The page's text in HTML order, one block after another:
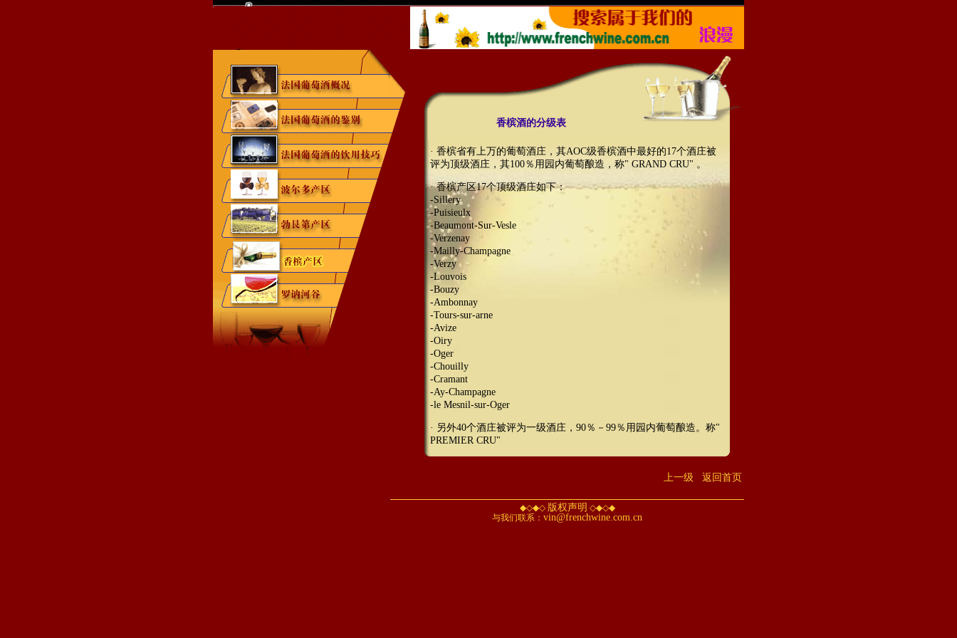
香槟酒的分级表
· 香槟省有上万的葡萄酒庄，其AOC级香槟酒中最好的17个酒庄被
评为顶级酒庄，其100％用园内葡萄酿造，称" GRAND CRU" 。
· 香槟产区17个顶级酒庄如下：
-Sillery
-Puisieulx
-Beaumont-Sur-Vesle
-Verzenay
-Mailly-Champagne
-Verzy
-Louvois
-Bouzy
-Ambonnay
-Tours-sur-arne
-Avize
-Oiry
-Oger
-Chouilly
-Cramant
-Ay-Champagne
-le Mesnil-sur-Oger
· 另外40个酒庄被评为一级酒庄，90％－99％用园内葡萄酿造。称"
PREMIER CRU"
上一级 返回首页
◆◇◆◇ 版权声明 ◇◆◇◆
与我们联系： vin@frenchwine.com.cn